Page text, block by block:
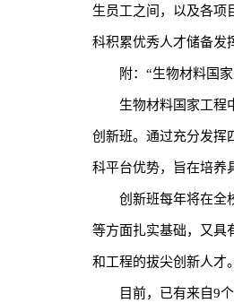
生员工之间，以及各项
科积累优秀人才储备发
附：“生物材料国
生物材料国家工程
创新班。通过充分发挥
科平台优势，旨在培养
创新班每年将在全
等方面扎实基础，又具
和工程的拔尖创新人才
目前，已有来自9